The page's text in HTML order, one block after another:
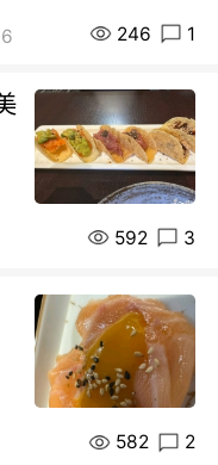
246 1
592 3
582 2